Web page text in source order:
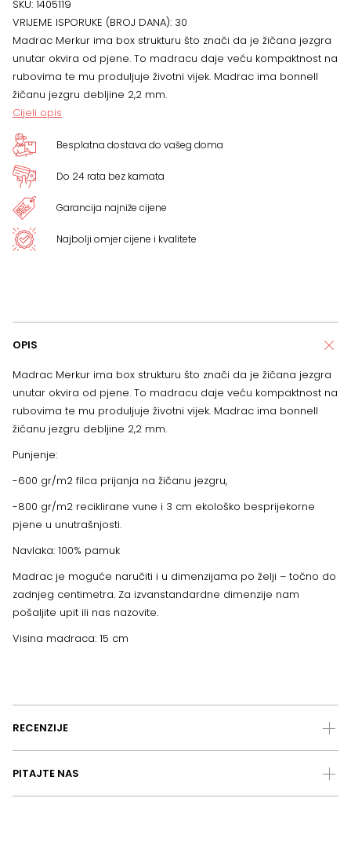
x
15
cm
količina
SKU: 1405119
VRIJEME ISPORUKE (BROJ DANA): 30
Madrac Merkur ima box strukturu što znači da je žičana jezgra
unutar okvira od pjene. To madracu daje veću kompaktnost na
rubovima te mu produljuje životni vijek. Madrac ima bonnell
žičanu jezgru debljine 2,2 mm.
Cijeli opis
Besplatna dostava do vašeg doma
Do 24 rata bez kamata
Garancija najniže cijene
Najbolji omjer cijene i kvalitete
OPIS
Madrac Merkur ima box strukturu što znači da je žičana jezgra
unutar okvira od pjene. To madracu daje veću kompaktnost na
rubovima te mu produljuje životni vijek. Madrac ima bonnell
žičanu jezgru debljine 2,2 mm.
Punjenje:
-600 gr/m2 filca prijanja na žičanu jezgru,
-800 gr/m2 reciklirane vune i 3 cm ekološko besprijekorne
pjene u unutrašnjosti.
Navlaka: 100% pamuk
Madrac je moguće naručiti i u dimenzijama po želji – točno do
zadnjeg centimetra. Za izvanstandardne dimenzije nam
pošaljite upit ili nas nazovite.
Visina madraca: 15 cm
RECENZIJE
PITAJTE NAS